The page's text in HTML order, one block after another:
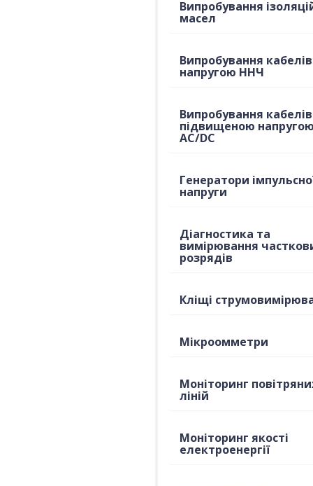
Випробування
масел
Випробування кабелів
напругою ННЧ
Випробування кабелів
підвищеною напругою
AC/DC
Генератори
напруги
Діагностика та
вимірювання
розрядів
Кліщі
Мікроомметри
Моніторинг
ліній
Моніторинг якості
електроенергії